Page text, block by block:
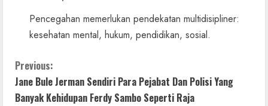
Pencegahan memerlukan pendekatan multidisipliner:
kesehatan mental, hukum, pendidikan, sosial.
C
o
Previous:
Jane Bule Jerman Sendiri Para Pejabat Dan Polisi Yang
Banyak Kehidupan Ferdy Sambo Seperti Raja